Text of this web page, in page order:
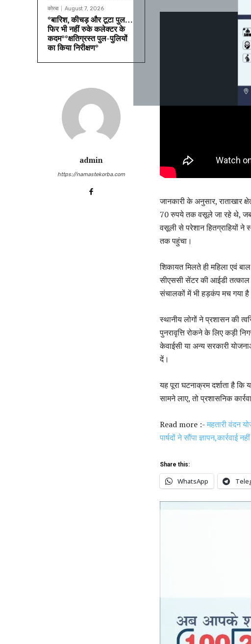
कोरबा August 7, 2026
*बारिश, कीचड़ और टूटा पुल…
फिर भी नहीं रुके कलेक्टर के
कदम**क्षतिग्रस्त पुल-पुलियों
का किया निरीक्षण*
admin
https://namastekorba.com
जानकारी के अनुसार, राताखार
70 रुपये तक वसूले जा रहे थे,
वसूली से परेशान हितग्राहियों ने
तक पहुंचा।
शिकायत मिलते ही महिला एवं
सीएससी सेंटर की आईडी तत्काल
संचालकों में भी हड़कंप मच गया
स्थानीय लोगों ने प्रशासन की
पुनरावृत्ति रोकने के लिए कड़ी
केवाईसी या अन्य सरकारी
दें।
यह पूरा घटनाक्रम दर्शाता है
सामने लाए, तो प्रशासनिक
Read more :-महतारी वंदन
पार्षदों ने सौंपा ज्ञापन,कार्रवाई
Share this:
WhatsApp